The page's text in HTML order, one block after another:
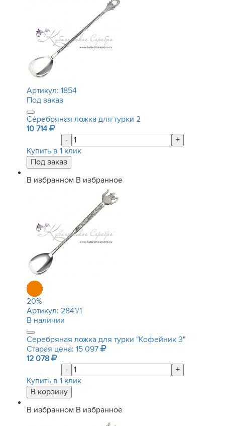
Артикул: 1854
Под заказ
Серебряная ложка для турки 2
10 714
-
+
Купить в 1 клик
В избранном В избранное
20%
Артикул: 2841/1
В наличии
Серебряная ложка для турки "Кофейник 3"
Старая цена: 15 097
12 078
-
+
Купить в 1 клик
В избранном В избранное